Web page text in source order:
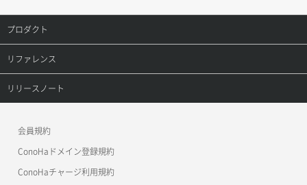
オブジェクト複製
オブジェクト詳細取得
コンテナ一覧取得
コンテナ作成
コンテナ削除
レコード更新
レコード詳細取得
プロダクト
プロダクトトップ
ConoHa VPS(Ver.3.0)
ConoHa for GAME
リファレンス
リファレンストップ
OpenStack CLI
リリースノート
会員規約
ConoHaドメイン登録規約
ConoHaチャージ利用規約